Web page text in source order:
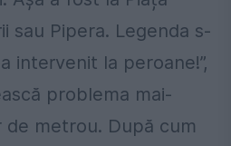
sau Pipera. Legenda s-
intervenit la peroane!”,
problema mai-
de metrou. După cum